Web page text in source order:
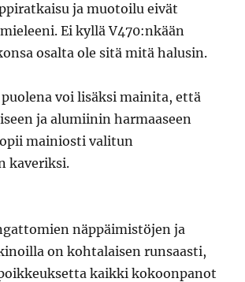
ja muotoilu eivät
Ei kyllä V470:nkään
osalta ole sitä mitä halusin.
voi lisäksi mainita, että
ja alumiinin harmaaseen
mainiosti valitun
kaveriksi.
näppäimistöjen ja
on kohtalaisen runsaasti,
kaikki kokoonpanot